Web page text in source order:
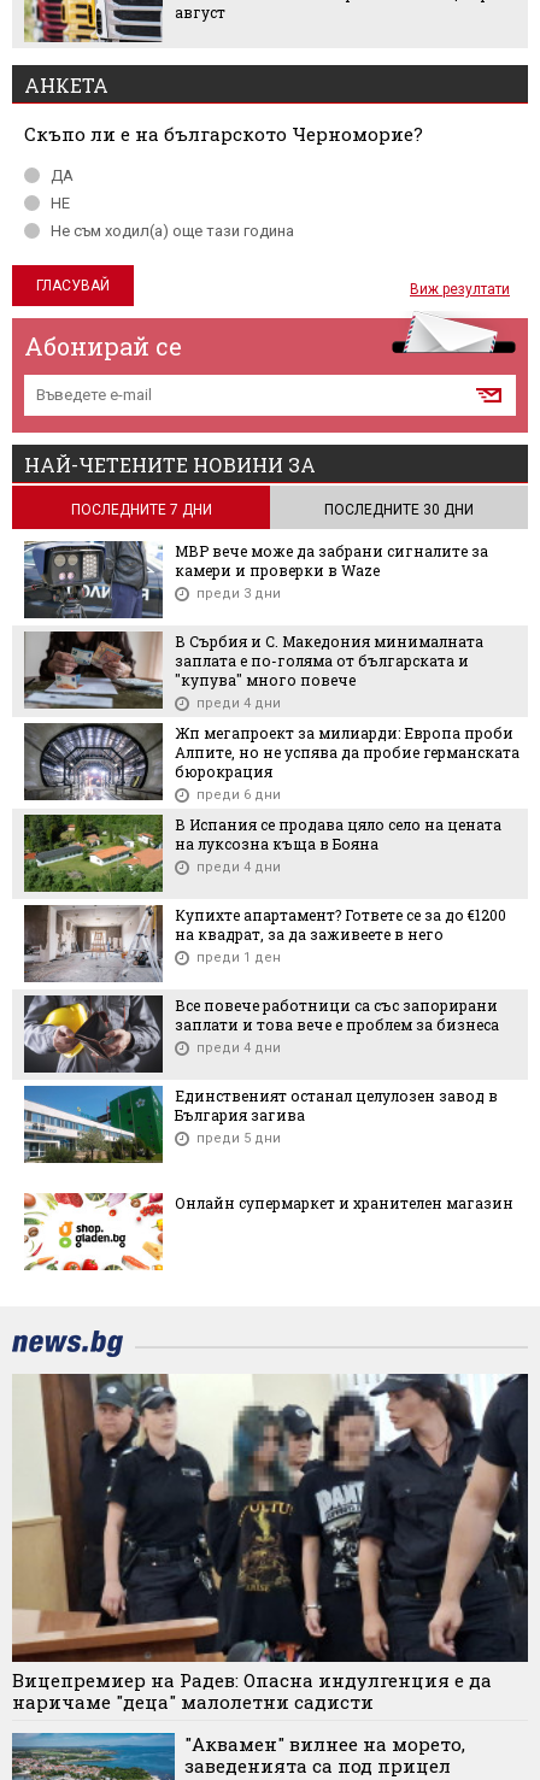
август
АНКЕТА
Скъпо ли е на българското Черноморие?
ДА
НЕ
Не съм ходил(а) още тази година
Виж резултати
Абонирай се
НАЙ-ЧЕТЕНИТЕ НОВИНИ ЗА
ПОСЛЕДНИТЕ 7 ДНИ ПОСЛЕДНИТЕ 30 ДНИ
МВР вече може да забрани сигналите за
камери и проверки в Waze
преди 3 дни
В Сърбия и С. Македония минималната
заплата е по-голяма от българската и
"купува" много повече
преди 4 дни
Жп мегапроект за милиарди: Европа проби
Алпите, но не успява да пробие германската
бюрокрация
преди 6 дни
В Испания се продава цяло село на цената
на луксозна къща в Бояна
преди 4 дни
Купихте апартамент? Гответе се за до €1200
на квадрат, за да заживеете в него
преди 1 ден
Все повече работници са със запорирани
заплати и това вече е проблем за бизнеса
преди 4 дни
Единственият останал целулозен завод в
България загива
преди 5 дни
Онлайн супермаркет и хранителен магазин
Вицепремиер на Радев: Опасна индулгенция е да
наричаме "деца" малолетни садисти
"Аквамен" вилнее на морето,
заведенията са под прицел